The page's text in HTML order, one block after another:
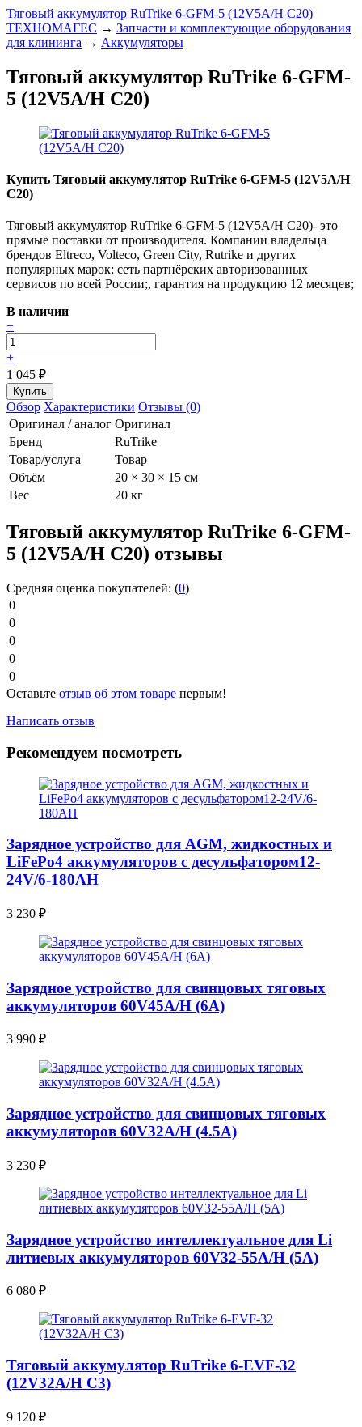
Тяговый аккумулятор RuTrike 6-GFM-5 (12V5A/H C20)
ТЕХНОМАГЕС → Запчасти и комплектующие оборудования
для клининга → Аккумуляторы
Тяговый аккумулятор RuTrike 6-GFM-
5 (12V5A/H C20)
Купить Тяговый аккумулятор RuTrike 6-GFM-5 (12V5A/H
C20)
Тяговый аккумулятор RuTrike 6-GFM-5 (12V5A/H C20)- это
прямые поставки от производителя. Компании владельца
брендов Eltreco, Volteco, Green City, Rutrike и других
популярных марок; сеть партнёрских авторизованных
сервисов по всей России;, гарантия на продукцию 12 месяцев;
В наличии
−
+
1 045 ₽
Обзор Характеристики Отзывы (0)
Оригинал / аналог Оригинал
Бренд
RuTrike
Товар/услуга
Товар
Объём
20 × 30 × 15 см
Вес
20 кг
Тяговый аккумулятор RuTrike 6-GFM-
5 (12V5A/H C20) отзывы
Средняя оценка покупателей: (0)
0
0
0
0
0
Оставьте отзыв об этом товаре первым!
Написать отзыв
Рекомендуем посмотреть
Зарядное устройство для AGM, жидкостных и
LiFePo4 аккумуляторов с десульфатором12-
24V/6-180AН
3 230 ₽
Зарядное устройство для свинцовых тяговых
аккумуляторов 60V45A/H (6A)
3 990 ₽
Зарядное устройство для свинцовых тяговых
аккумуляторов 60V32A/H (4.5A)
3 230 ₽
Зарядное устройство интеллектуальное для Li
литиевых аккумуляторов 60V32-55A/H (5A)
6 080 ₽
Тяговый аккумулятор RuTrike 6-EVF-32
(12V32A/H C3)
9 120 ₽